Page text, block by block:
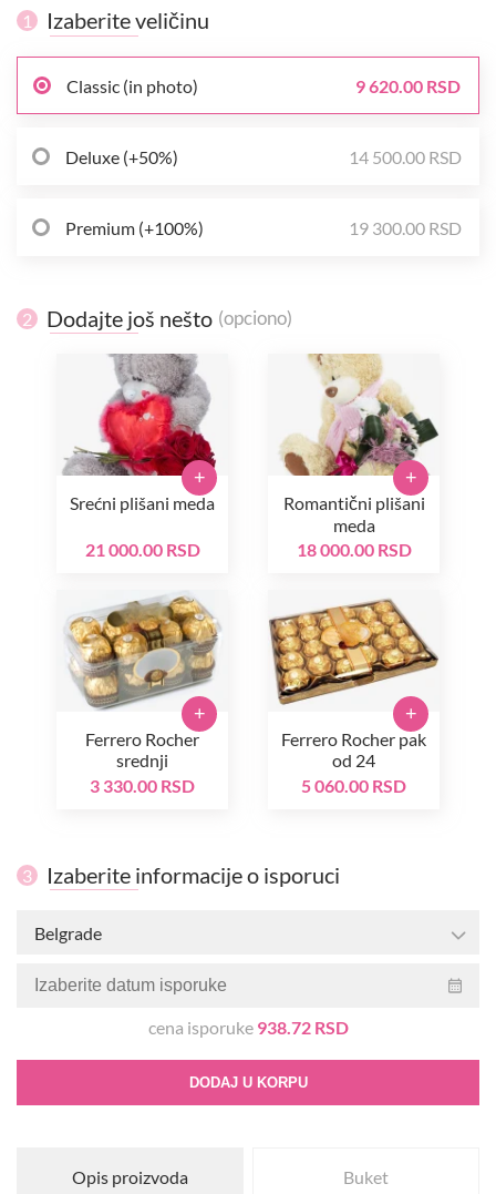
1 Izaberite veličinu
Classic (in photo) 9 620.00 RSD
Deluxe (+50%) 14 500.00 RSD
Premium (+100%) 19 300.00 RSD
2 Dodajte još nešto (opciono)
Srećni plišani meda
21 000.00 RSD
+
Romantični plišani
meda
18 000.00 RSD
+
Ferrero Rocher
srednji
3 330.00 RSD
+
Ferrero Rocher pak
od 24
5 060.00 RSD
+
3 Izaberite informacije o isporuci
Belgrade
cena isporuke 938.72 RSD
DODAJ U KORPU
Opis proizvoda Buket